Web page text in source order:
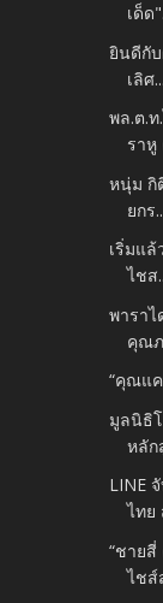
เด็ด
ยินดีกับ
เลิศ...
พล.ต.
ราหู
หนุ่ม กิ
ยกร
เริ่มแ
ไชส
พารา
คุณภ
“คุณแค
มูลนิธิ
หลัก
LINE
ไทย
“ชาย
ไชส์